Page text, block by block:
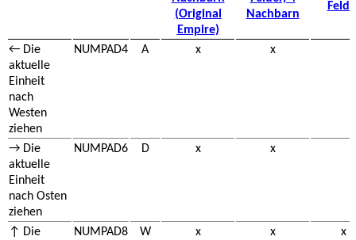
(Original
Empire)
Nachbarn
← Die
aktuelle
Einheit
nach
Westen
ziehen
NUMPAD4 A x x
→ Die
aktuelle
Einheit
nach Osten
ziehen
NUMPAD6 D x x
↑ Die
NUMPAD8 W x x x